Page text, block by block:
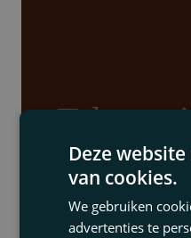
.Talent
but
Deze
van cookies.
We gebruiken
advertenties te